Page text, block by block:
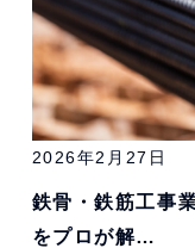
2026年2月27日
鉄骨・鉄筋工事
をプロが解…